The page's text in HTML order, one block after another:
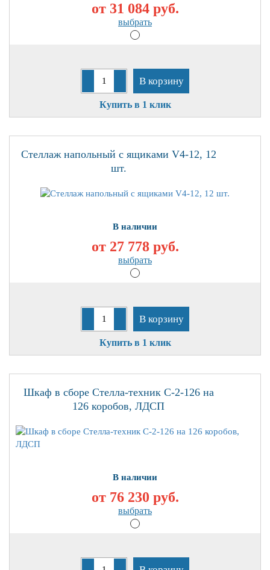
от 31 084руб.
выбрать
В корзину
Купить в 1 клик
Стеллаж напольный с ящиками V4-12, 12
шт.
В наличии
от 27 778руб.
выбрать
В корзину
Купить в 1 клик
Шкаф в сборе Стелла-техник С-2-126 на
126 коробов, ЛДСП
В наличии
от 76 230 руб.
выбрать